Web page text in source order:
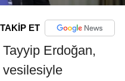
TAKİP ET
Erdoğan,
vesilesiyle